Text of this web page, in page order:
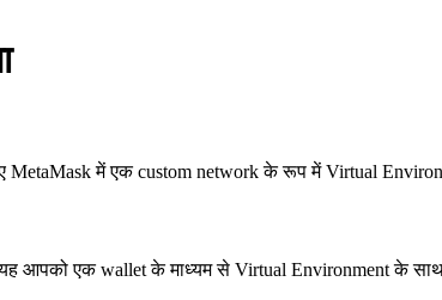
में एक custom network के रूप में Virtual
आपको एक wallet के माध्यम से Virtual Environment के